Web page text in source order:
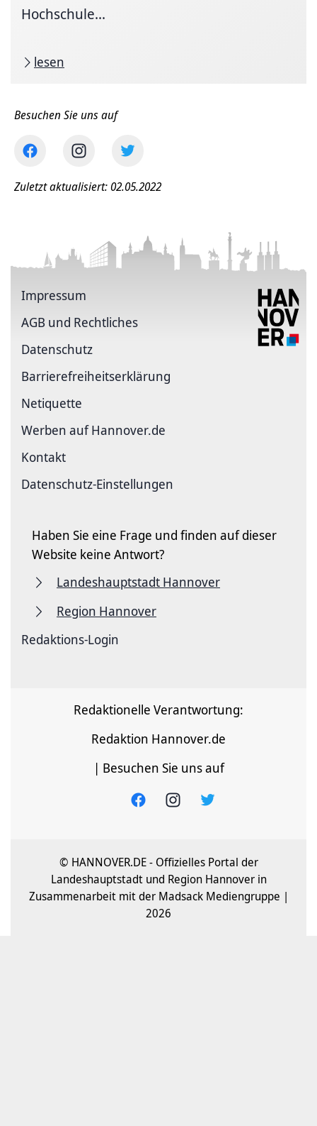
Hochschule...
lesen
Besuchen Sie uns auf
Zuletzt aktualisiert: 02.05.2022
Impressum
AGB und Rechtliches
Datenschutz
Barriere­freiheits­erklärung
Netiquette
Werben auf Hannover.de
Kontakt
Datenschutz-Einstellungen
Haben Sie eine Frage und finden auf dieser
Website keine Antwort?
Landeshauptstadt Hannover
Region Hannover
Redaktions-Login
Redaktionelle Verantwortung:
Redaktion Hannover.de
| Besuchen Sie uns auf
© HANNOVER.DE - Offizielles Portal der
Landeshauptstadt und Region Hannover in
Zusammenarbeit mit der Madsack Mediengruppe |
2026